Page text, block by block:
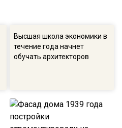
Высшая школа экономики в
течение года начнет
обучать архитекторов